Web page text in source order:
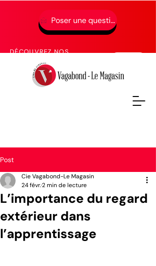
01 49 65 49 52
DÉCOUVREZ NOS
Poser une question
Post
L’importance du regard
extérieur dans
l’apprentissage
Cie Vagabond-Le Magasin
24 févr.2 min de lecture